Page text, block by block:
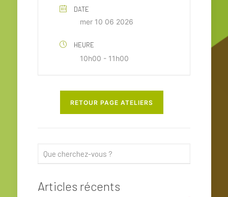
DATE
mer 10 06 2026
HEURE
10h00 - 11h00
RETOUR PAGE ATELIERS
Articles récents